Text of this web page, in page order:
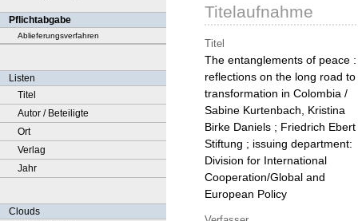
Pflichtabgabe
Ablieferungsverfahren
Listen
Titel
Autor / Beteiligte
Ort
Verlag
Jahr
Clouds
Titelaufnahme
Titel
The entanglements of peace :
reflections on the long road to
transformation in Colombia /
Sabine Kurtenbach, Kristina
Birke Daniels ; Friedrich Ebert
Stiftung ; issuing department:
Division for International
Cooperation/Global and
European Policy